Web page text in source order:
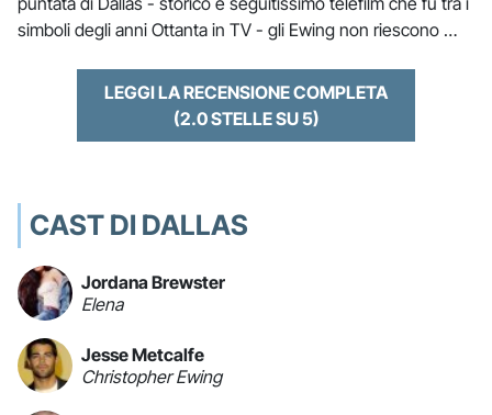
simboli degli anni Ottanta in TV - gli Ewing non riescono …
LEGGI LA RECENSIONE COMPLETA
(2.0 STELLE SU 5)
CAST DI DALLAS
Jordana Brewster
Elena
Jesse Metcalfe
Christopher Ewing